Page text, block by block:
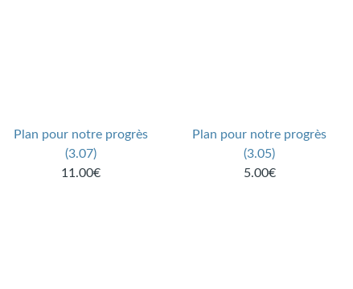
Plan pour notre progrès
(3.07)
11.00€
Plan pour notre progrès
(3.05)
5.00€